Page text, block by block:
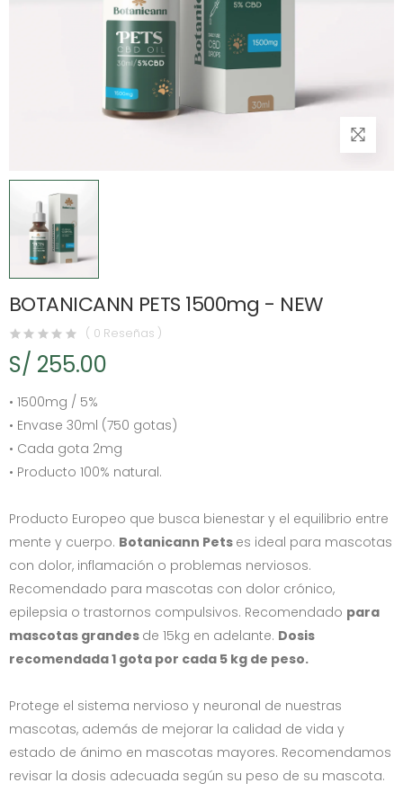
BOTANICANN PETS 1500mg - NEW
( 0 Reseñas )
S/ 255.00
• 1500mg / 5%
• Envase 30ml (750 gotas)
• Cada gota 2mg
• Producto 100% natural.
Producto Europeo que busca bienestar y el equilibrio entre
mente y cuerpo. Botanicann Pets es ideal para mascotas
con dolor, inflamación o problemas nerviosos.
Recomendado para mascotas con dolor crónico,
epilepsia o trastornos compulsivos. Recomendado para
mascotas grandes de 15kg en adelante. Dosis
recomendada 1 gota por cada 5 kg de peso.
Protege el sistema nervioso y neuronal de nuestras
mascotas, además de mejorar la calidad de vida y
estado de ánimo en mascotas mayores. Recomendamos
revisar la dosis adecuada según su peso de su mascota.